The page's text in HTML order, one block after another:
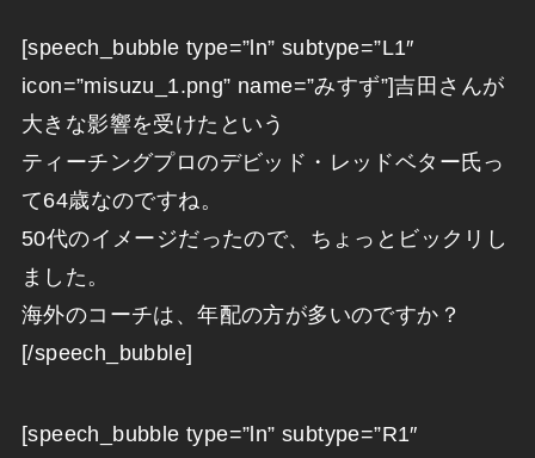
[speech_bubble type=”ln” subtype=”L1″
icon=”misuzu_1.png” name=”みすず”]吉田さんが
大きな影響を受けたという
ティーチングプロのデビッド・レッドベター氏っ
て64歳なのですね。
50代のイメージだったので、ちょっとビックリし
ました。
海外のコーチは、年配の方が多いのですか？
[/speech_bubble]
[speech_bubble type=”ln” subtype=”R1″